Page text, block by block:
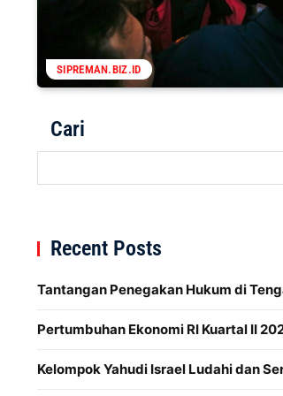
SIPREMAN.BIZ.ID
Cari
Recent Posts
Tantangan Penegakan Hukum di
Pertumbuhan Ekonomi RI Kuartal II
Kelompok Yahudi Israel Ludahi dan